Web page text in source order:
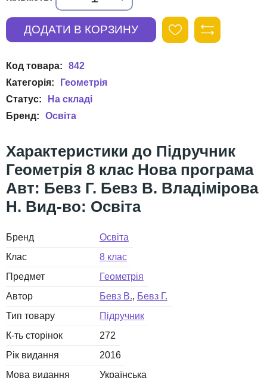
842
Геометрія
Освіта
Підручник
Геометрія 8 клас Нова програма
Авт: Бевз Г. Бевз В. Владімірова
Н. Вид-во: Освіта
Бренд
Освіта
Клас
8 клас
Предмет
Геометрія
Автор
Бевз В.
Бевз Г.
Тип товару
Підручник
К-ть сторінок
272
Рік видання
2016
Мова видання
Українська